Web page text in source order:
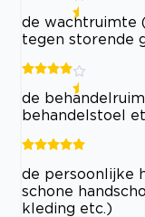
de wachtruimte
tegen storende
de
behandelstoel
de persoonlijke
schone
kleding etc.)